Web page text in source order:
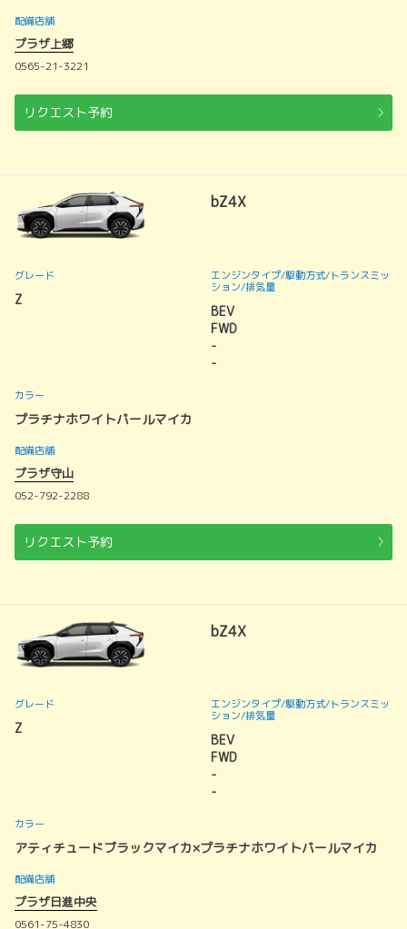
配備店舗
プラザ上郷
0565-21-3221
リクエスト予約
bZ4X
グレード
Z
エンジンタイプ/駆動方式/トランスミッ
ション/排気量
BEV
FWD
-
-
カラー
プラチナホワイトパールマイカ
配備店舗
プラザ守山
052-792-2288
リクエスト予約
bZ4X
グレード
Z
エンジンタイプ/駆動方式/トランスミッ
ション/排気量
BEV
FWD
-
-
カラー
アティチュードブラックマイカ×プラチナホワイトパールマイカ
配備店舗
プラザ日進中央
0561-75-4830